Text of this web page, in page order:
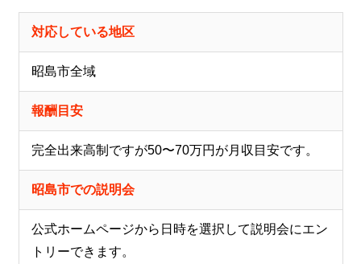
対応している地区
昭島市全域
報酬目安
完全出来高制ですが50〜70万円が月収目安です。
昭島市での説明会
公式ホームページから日時を選択して説明会にエン
トリーできます。